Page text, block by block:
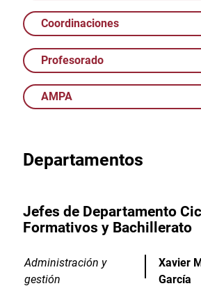
Coordinaciones
Profesorado
AMPA
Departamentos
Jefes de Departamento
Formativos y Bachillerato
Administración y
gestión
Xavier
García